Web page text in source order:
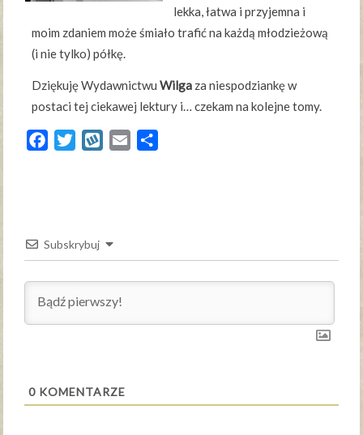
lekka, łatwa i przyjemna i
moim zdaniem może śmiało trafić na każdą młodzieżową
(i nie tylko) półkę.
Dziękuję WydawnictwuWilga za niespodziankę w
postaci tej ciekawej lektury i… czekam na kolejne tomy.
FacebookTwitterWykopEmail
Subskrybuj
0 KOMENTARZE